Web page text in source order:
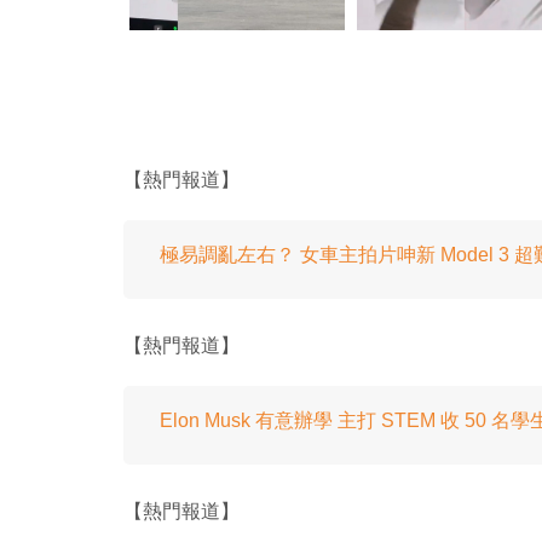
【熱門報道】
極易調亂左右？ 女車主拍片呻新 Model 3 超
【熱門報道】
Elon Musk 有意辦學 主打 STEM 收 50 名學
【熱門報道】